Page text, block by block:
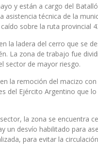
y están a cargo del
asistencia técnica de la
sobre la ruta provincial
la ladera del cerro que se
La zona de trabajo fue
sector de mayor riesgo.
la remoción del macizo
del Ejército Argentino que
la zona se encuentra
un desvío habilitado para
para evitar la